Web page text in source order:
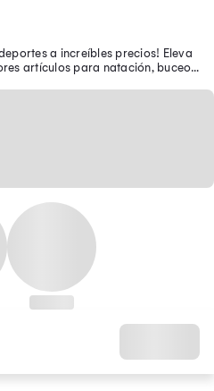
a increíbles precios! Eleva
artículos para natación, buceo,